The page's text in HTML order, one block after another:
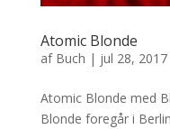
Atomic Blonde
af Buch | jul 28, 2017
Atomic Blonde med
Blonde foregår i